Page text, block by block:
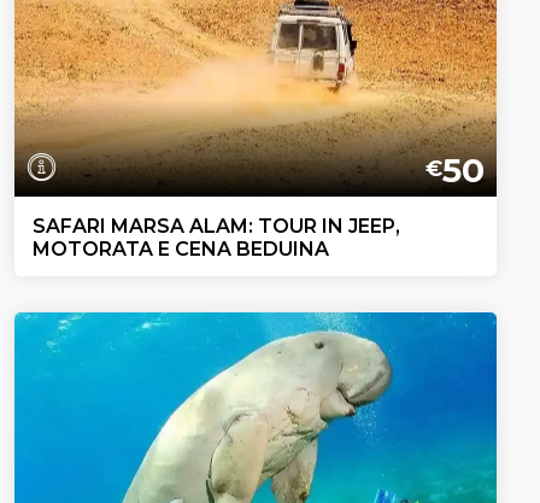
€50
SAFARI MARSA ALAM: TOUR IN JEEP,
MOTORATA E CENA BEDUINA